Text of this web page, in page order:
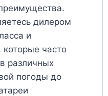
дилером
и
которые часто
различных
погоды до